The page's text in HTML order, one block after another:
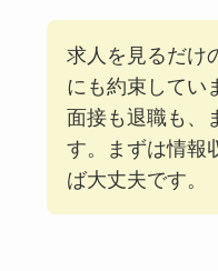
求人を見るだけ
にも約束してい
面接も退職も、
す。まずは情報
ば大丈夫です。